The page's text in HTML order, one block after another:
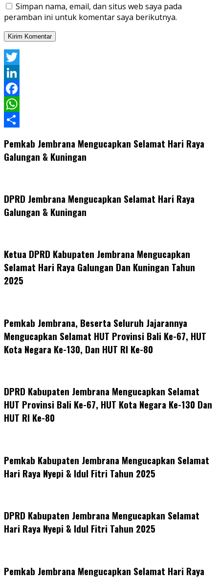
Simpan nama, email, dan situs web saya pada
peramban ini untuk komentar saya berikutnya.
Twitter
LinkedIn
Facebook
WhatsApp
Pemkab Jembrana Mengucapkan Selamat Hari Raya
Galungan & Kuningan
DPRD Jembrana Mengucapkan Selamat Hari Raya
Galungan & Kuningan
Ketua DPRD Kabupaten Jembrana Mengucapkan
Selamat Hari Raya Galungan Dan Kuningan Tahun
2025
Pemkab Jembrana, Beserta Seluruh Jajarannya
Mengucapkan Selamat HUT Provinsi Bali Ke-67, HUT
Kota Negara Ke-130, Dan HUT RI Ke-80
DPRD Kabupaten Jembrana Mengucapkan Selamat
HUT Provinsi Bali Ke-67, HUT Kota Negara Ke-130 Dan
HUT RI Ke-80
Pemkab Kabupaten Jembrana Mengucapkan Selamat
Hari Raya Nyepi & Idul Fitri Tahun 2025
DPRD Kabupaten Jembrana Mengucapkan Selamat
Hari Raya Nyepi & Idul Fitri Tahun 2025
Pemkab Jembrana Mengucapkan Selamat Hari Raya